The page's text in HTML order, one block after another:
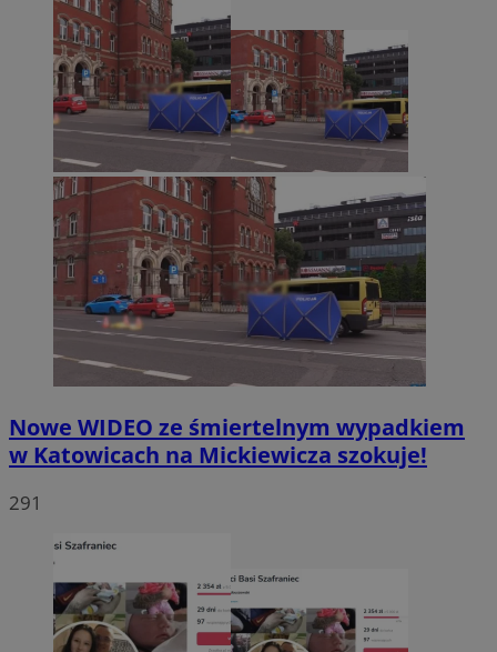
Nowe WIDEO ze śmiertelnym wypadkiem
w Katowicach na Mickiewicza szokuje!
291